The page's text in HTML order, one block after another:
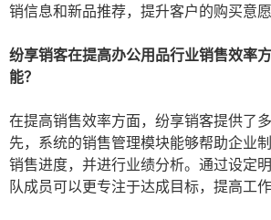
销信息和新品推荐，提升客户的购买意愿
纷享销客在提高办公用品行业销售效率
能？
在提高销售效率方面，纷享销客提供了
先，系统的销售管理模块能够帮助企业
销售进度，并进行业绩分析。通过设定
队成员可以更专注于达成目标，提高工作